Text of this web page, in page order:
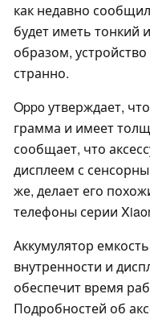
как недавно
будет иметь тонкий
образом,
странно.
Oppo утверждает,
грамма и имеет
сообщает, что
дисплеем с
же, делает его
телефоны серии
Аккумулятор
внутренности и
обеспечит время
Подробностей об